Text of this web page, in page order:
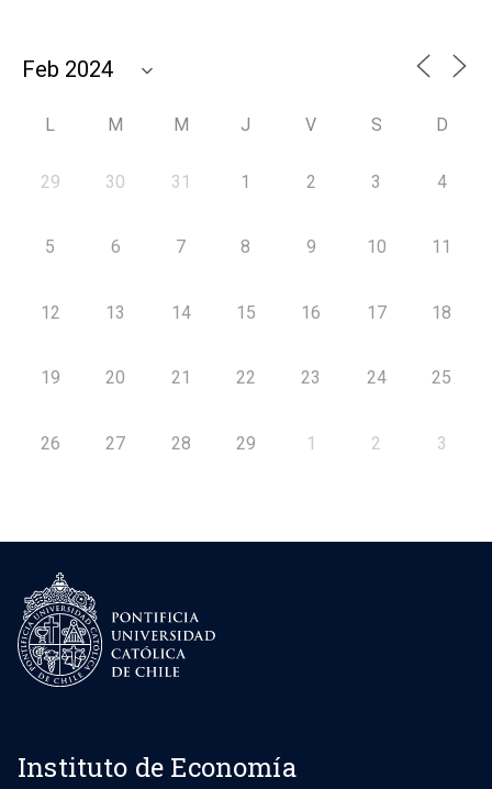
L M M J V S D
29 30 31 1 2 3 4
5 6 7 8 9 10 11
12 13 14 15 16 17 18
19 20 21 22 23 24 25
26 27 28 29 1 2 3
Instituto de Economía